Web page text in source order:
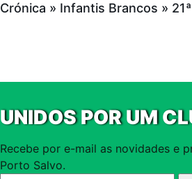
Crónica » Infantis Brancos »
UNIDOS POR UM
Recebe por e-mail as novidades e
Porto Salvo.